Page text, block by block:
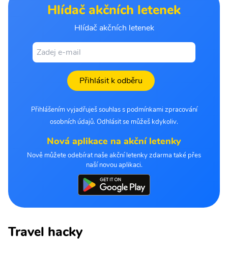
Hlídač akčních letenek
Hlídač akčních letenek
Přihlásit k odběru
Přihlášením vyjadřuješ souhlas s podmínkami zpracování
osobních údajů. Odhlásit se můžeš kdykoliv.
Nová aplikace na akční letenky
Nově můžete odebírat naše akční letenky zdarma také přes
naší novou aplikaci.
Travel hacky